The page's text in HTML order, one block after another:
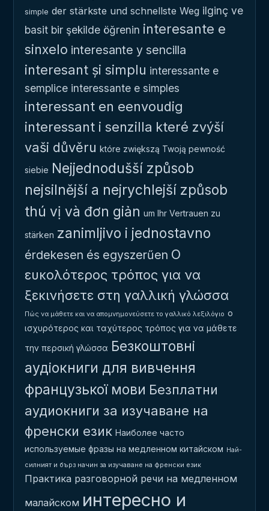
simple der stärkste und schnellste Weg ilginç ve
basit bir şekilde öğrenin interesante e
sinxelo interesante y sencilla
interesant și simplu interessante e
semplice interessante e simples
interessant en eenvoudig
interessant i senzilla které zvýší
vaši důvěru które zwiększą Twoją pewność
siebie Nejjednodušší způsob
nejsilnější a nejrychlejší způsob
thú vị và đơn giản um Ihr Vertrauen zu
stärken zanimljivo i jednostavno
érdekesen és egyszerűen Ο
ευκολότερος τρόπος για να
ξεκινήσετε στη γαλλική γλώσσα
Πώς να μάθετε και να απομνημονεύσετε το γαλλικό λεξιλόγιο ο
ισχυρότερος και ταχύτερος τρόπος για να μάθετε
την περσική γλώσσα Безкоштовні
аудіокниги для вивчення
французької мови Безплатни
аудиокниги за изучаване на
френски език Наиболее часто
используемые фразы на медленном китайском Най-
силният и бърз начин за изучаване на френски език
Практика разговорной речи на медленном
малайском интересно и